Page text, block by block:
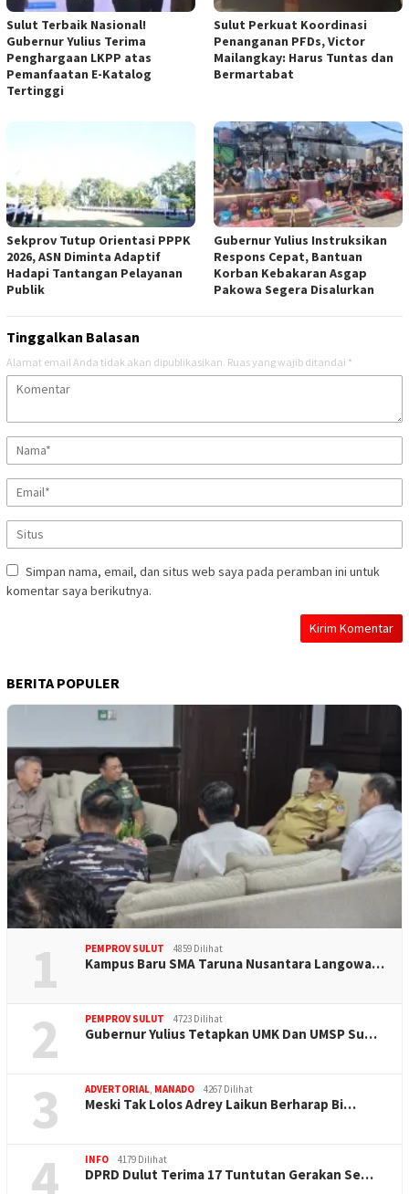
Sulut Terbaik Nasional!
Gubernur Yulius Terima
Penghargaan LKPP atas
Pemanfaatan E-Katalog
Tertinggi
Sulut Perkuat Koordinasi
Penanganan PFDs, Victor
Mailangkay: Harus Tuntas dan
Bermartabat
Sekprov Tutup Orientasi PPPK
2026, ASN Diminta Adaptif
Hadapi Tantangan Pelayanan
Publik
Gubernur Yulius Instruksikan
Respons Cepat, Bantuan
Korban Kebakaran Asgap
Pakowa Segera Disalurkan
Tinggalkan Balasan
Alamat email Anda tidak akan dipublikasikan. Ruas yang wajib ditandai *
Simpan nama, email, dan situs web saya pada peramban ini untuk
komentar saya berikutnya.
BERITA POPULER
1 PEMPROV SULUT 4859 Dilihat
Kampus Baru SMA Taruna Nusantara Langowa…
2 PEMPROV SULUT 4723 Dilihat
Gubernur Yulius Tetapkan UMK Dan UMSP Su…
3 ADVERTORIAL, MANADO 4267 Dilihat
Meski Tak Lolos Adrey Laikun Berharap Bi…
4 INFO 4179 Dilihat
DPRD Dulut Terima 17 Tuntutan Gerakan Se…